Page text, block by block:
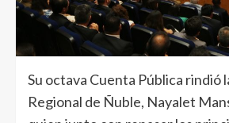
Su octava Cuenta Pública rindió
Regional de Ñuble, Nayalet